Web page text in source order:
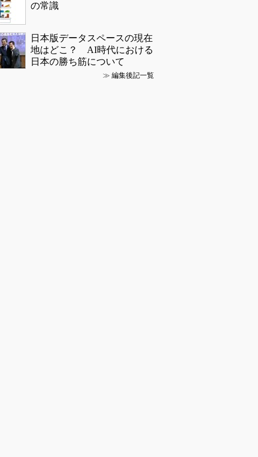
の常識
日本版データスペースの現在
地はどこ？ AI時代における
日本の勝ち筋について
≫ 編集後記一覧